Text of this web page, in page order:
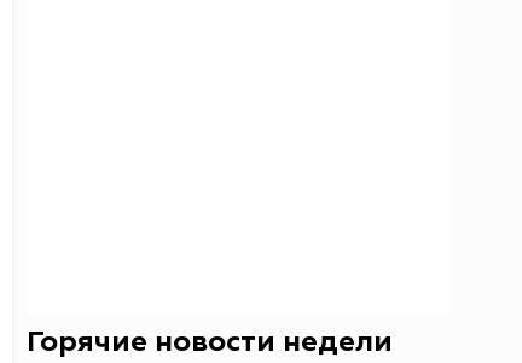
Горячие новости недели